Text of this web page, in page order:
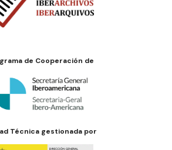
de Cooperación de
Técnica gestionada por